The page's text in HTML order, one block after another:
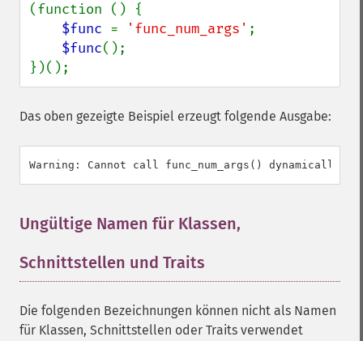
(function () {
$func = 'func_num_args' ;
$func();
})();
Das oben gezeigte Beispiel erzeugt folgende Ausgabe:
Ungültige Namen für Klassen,
Schnittstellen und Traits
Die folgenden Bezeichnungen können nicht als Namen
für Klassen, Schnittstellen oder Traits verwendet